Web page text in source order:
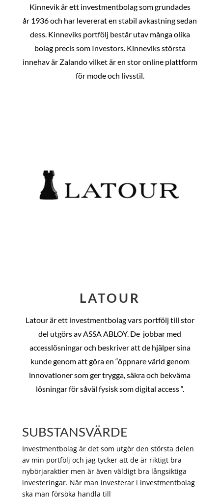
Kinnevik är ett investmentbolag som grundades
år 1936 och har levererat en stabil avkastning sedan
dess. Kinneviks portfölj består utav många olika
bolag precis som Investors. Kinneviks största
innehav är Zalando vilket är en stor online plattform
för mode och livsstil.
LATOUR
Latour är ett investmentbolag vars portfölj till stor
del utgörs av ASSA ABLOY. De jobbar med
accesslösningar och beskriver att de hjälper sina
kunde genom att göra en “öppnare värld genom
innovationer som ger trygga, säkra och bekväma
lösningar för såväl fysisk som digital access “.
SUBSTANSVÄRDE
Investmentbolag är det som utgör den största delen
av min portfölj och jag tycker att de är riktigt bra
nybörjaraktier men är även väldigt bra långsiktiga
investeringar. När man investerar i investmentbolag
ska man försöka handla till